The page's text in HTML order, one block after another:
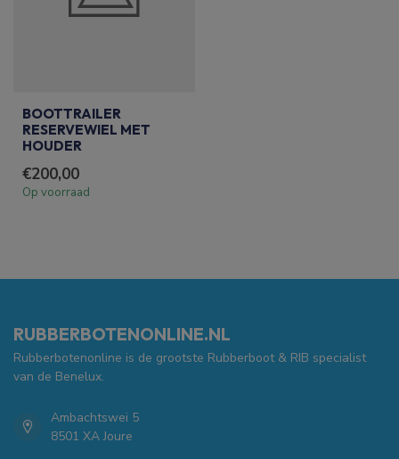
BOOTTRAILER
RESERVEWIEL MET
HOUDER
€200,00
Op voorraad
RUBBERBOTENONLINE.NL
Rubberbotenonline is de grootste Rubberboot & RIB specialist
van de Benelux.
Ambachtswei 5
8501 XA Joure